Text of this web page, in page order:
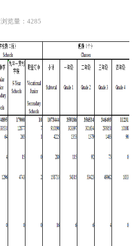
浏览量：4285